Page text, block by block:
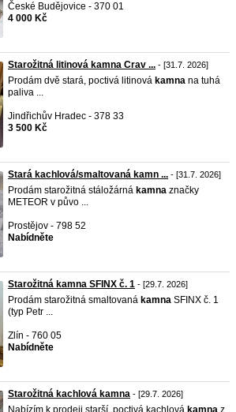
České Budějovice - 370 01
4 000 Kč
Starožitná litinová kamna Crav ... - [31.7. 2026]
Prodám dvě stará, poctivá litinová kamna na tuhá
paliva ...
Jindřichův Hradec - 378 33
3 500 Kč
Stará kachlová/smaltovaná kamn ... - [31.7. 2026]
Prodám starožitná stáložárná kamna značky
METEOR v půvo ...
Prostějov - 798 52
Nabídněte
Starožitná kamna SFINX č. 1 - [29.7. 2026]
Prodám starožitná smaltovaná kamna SFINX č. 1
(typ Petr ...
Zlín - 760 05
Nabídněte
Starožitná kachlová kamna - [29.7. 2026]
Nabízím k prodeji starší, poctivá kachlová kamna z